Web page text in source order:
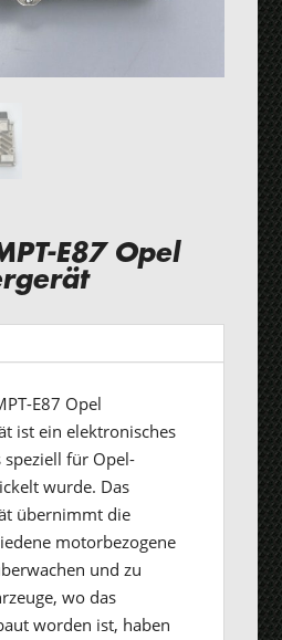
E87 Opel
E87 Opel
ist ein elektronisches
speziell für Opel-
wurde. Das
übernimmt die
motorbezogene
und zu
wo das
worden ist, haben